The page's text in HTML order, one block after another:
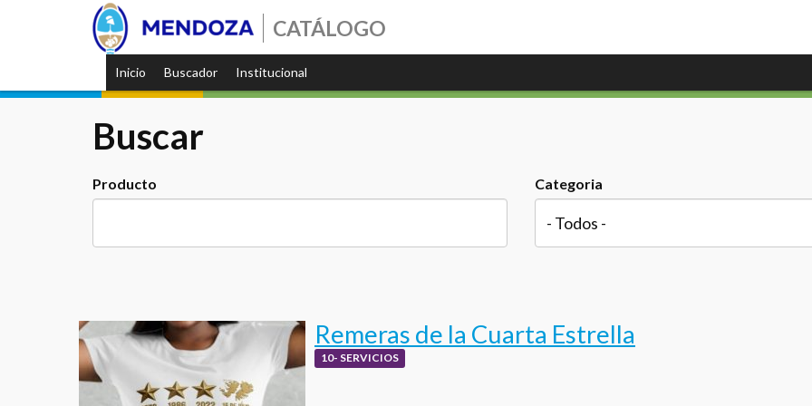
CATÁLOGO
Inicio Buscador Institucional
Buscar
Producto Categoria
Remeras de la Cuarta Estrella
10- SERVICIOS